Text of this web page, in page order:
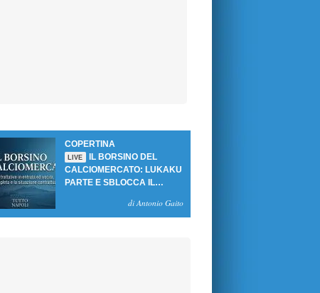
COPERTINA
LIVE
IL BORSINO DEL
CALCIOMERCATO: LUKAKU
PARTE E SBLOCCA IL
di Antonio Gaito